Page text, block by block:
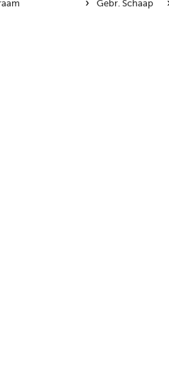
› Gebr. Schaap